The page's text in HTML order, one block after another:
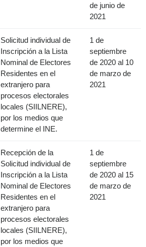
de junio de
2021
Solicitud individual de
Inscripción a la Lista
Nominal de Electores
Residentes en el
extranjero para
procesos electorales
locales (SIILNERE),
por los medios que
determine el INE.
1 de
septiembre
de 2020 al 10
de marzo de
2021
Recepción de la
Solicitud individual de
Inscripción a la Lista
Nominal de Electores
Residentes en el
extranjero para
procesos electorales
locales (SIILNERE),
por los medios que
1 de
septiembre
de 2020 al 15
de marzo de
2021